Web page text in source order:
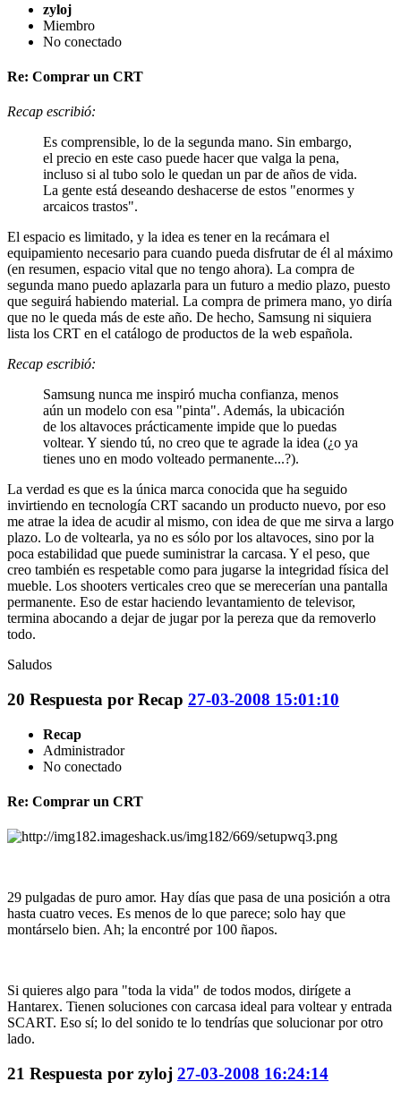
zyloj
Miembro
No conectado
Re: Comprar un CRT
Recap escribió:
Es comprensible, lo de la segunda mano. Sin embargo,
el precio en este caso puede hacer que valga la pena,
incluso si al tubo solo le quedan un par de años de vida.
La gente está deseando deshacerse de estos "enormes y
arcaicos trastos".
El espacio es limitado, y la idea es tener en la recámara el
equipamiento necesario para cuando pueda disfrutar de él al máximo
(en resumen, espacio vital que no tengo ahora). La compra de
segunda mano puedo aplazarla para un futuro a medio plazo, puesto
que seguirá habiendo material. La compra de primera mano, yo diría
que no le queda más de este año. De hecho, Samsung ni siquiera
lista los CRT en el catálogo de productos de la web española.
Recap escribió:
Samsung nunca me inspiró mucha confianza, menos
aún un modelo con esa "pinta". Además, la ubicación
de los altavoces prácticamente impide que lo puedas
voltear. Y siendo tú, no creo que te agrade la idea (¿o ya
tienes uno en modo volteado permanente...?).
La verdad es que es la única marca conocida que ha seguido
invirtiendo en tecnología CRT sacando un producto nuevo, por eso
me atrae la idea de acudir al mismo, con idea de que me sirva a largo
plazo. Lo de voltearla, ya no es sólo por los altavoces, sino por la
poca estabilidad que puede suministrar la carcasa. Y el peso, que
creo también es respetable como para jugarse la integridad física del
mueble. Los shooters verticales creo que se merecerían una pantalla
permanente. Eso de estar haciendo levantamiento de televisor,
termina abocando a dejar de jugar por la pereza que da removerlo
todo.
Saludos
20 Respuesta por Recap 27-03-2008 15:01:10
Recap
Administrador
No conectado
Re: Comprar un CRT
29 pulgadas de puro amor. Hay días que pasa de una posición a otra
hasta cuatro veces. Es menos de lo que parece; solo hay que
montárselo bien. Ah; la encontré por 100 ñapos.
Si quieres algo para "toda la vida" de todos modos, dirígete a
Hantarex. Tienen soluciones con carcasa ideal para voltear y entrada
SCART. Eso sí; lo del sonido te lo tendrías que solucionar por otro
lado.
21 Respuesta por zyloj 27-03-2008 16:24:14